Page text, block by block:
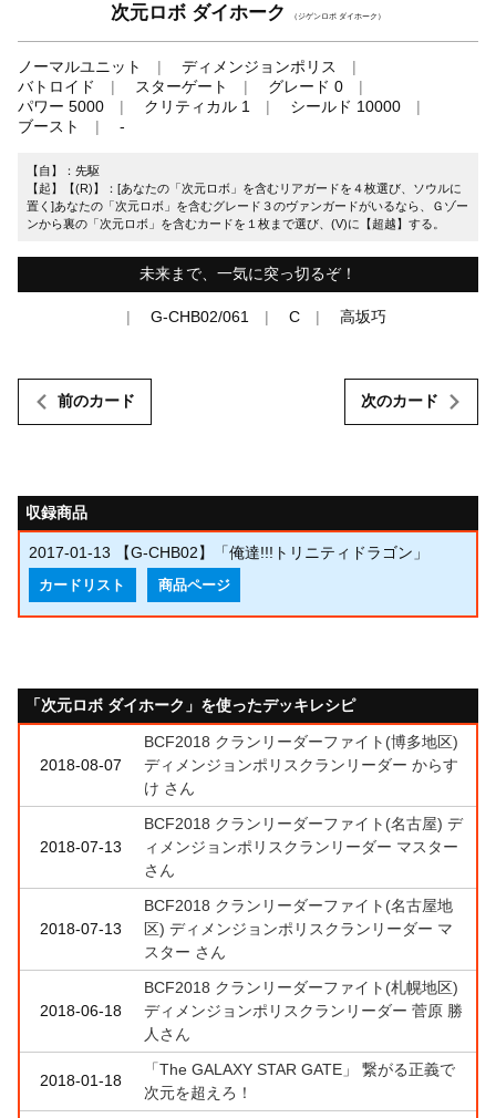
次元ロボ ダイホーク （ジゲンロボ ダイホーク）
ノーマルユニット
ディメンジョンポリス
バトロイド
スターゲート
グレード 0
パワー 5000
クリティカル 1
シールド 10000
ブースト
-
【自】：先駆
【起】【(R)】：[あなたの「次元ロボ」を含むリアガードを４枚選び、ソウルに
置く]あなたの「次元ロボ」を含むグレード３のヴァンガードがいるなら、Ｇゾー
ンから裏の「次元ロボ」を含むカードを１枚まで選び、(V)に【超越】する。
未来まで、一気に突っ切るぞ！
G-CHB02/061 C 高坂巧
前のカード 次のカード
収録商品
2017-01-13 【G-CHB02】「俺達!!!トリニティドラゴン」
カードリスト 商品ページ
「次元ロボ ダイホーク」を使ったデッキレシピ
2018-08-07
BCF2018 クランリーダーファイト(博多地区)
ディメンジョンポリスクランリーダー からす
け さん
2018-07-13
BCF2018 クランリーダーファイト(名古屋) デ
ィメンジョンポリスクランリーダー マスター
さん
2018-07-13
BCF2018 クランリーダーファイト(名古屋地
区) ディメンジョンポリスクランリーダー マ
スター さん
2018-06-18
BCF2018 クランリーダーファイト(札幌地区)
ディメンジョンポリスクランリーダー 菅原 勝
人さん
2018-01-18
「The GALAXY STAR GATE」 繋がる正義で
次元を超えろ！